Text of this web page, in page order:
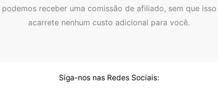
podemos receber uma comissão de afiliado, sem que isso
acarrete nenhum custo adicional para você.
Siga-nos nas Redes Sociais: